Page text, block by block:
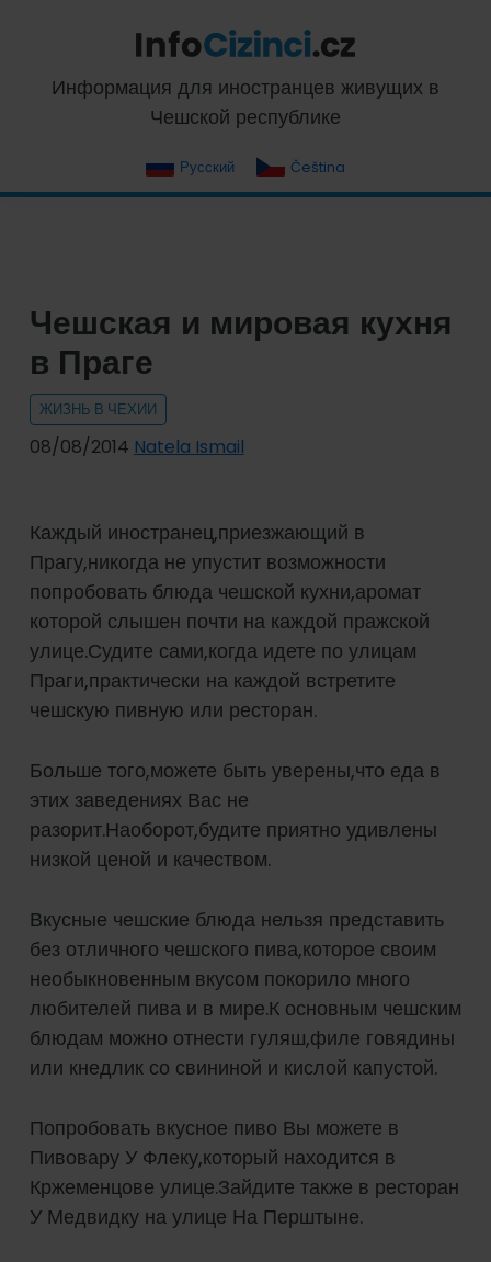
primary
navigation
content
primary
sidebar
footerInfoCizinci.cz
Информация для иностранцев живущих в
Чешской республике
Русский Čeština
Чешская и мировая кухня
в Праге
ЖИЗНЬ В ЧЕХИИ
08/08/2014 Natela Ismail
Каждый иностранец,приезжающий в
Прагу,никогда не упустит возможности
попробовать блюда чешской кухни,аромат
которой слышен почти на каждой пражской
улице.Судите сами,когда идете по улицам
Праги,практически на каждой встретите
чешскую пивную или ресторан.
Больше того,можете быть уверены,что еда в
этих заведениях Вас не
разорит.Наоборот,будите приятно удивлены
низкой ценой и качеством.
Вкусные чешские блюда нельзя представить
без отличного чешского пива,которое своим
необыкновенным вкусом покорило много
любителей пива и в мире.К основным чешским
блюдам можно отнести гуляш,филе говядины
или кнедлик со свининой и кислой капустой.
Попробовать вкусное пиво Вы можете в
Пивовару У Флеку,который находится в
Кржеменцове улице.Зайдите также в ресторан
У Медвидку на улице На Перштыне.